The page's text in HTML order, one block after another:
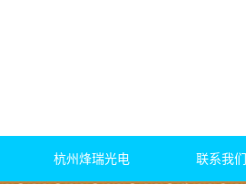
杭州烽瑞光电 联系我们